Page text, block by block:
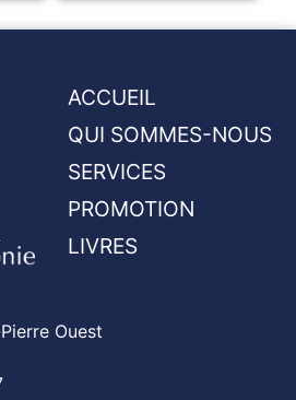
ACCUEIL
QUI SOMMES-NOUS
SERVICES
PROMOTION
LIVRES
Ouest